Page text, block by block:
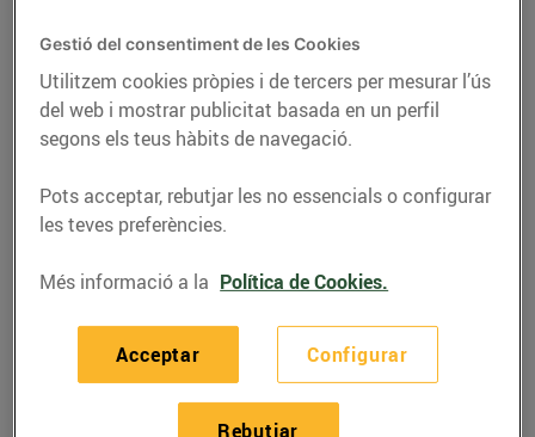
Ja és aquí el 21è
concurs de dibuix
Gestió del consentiment de les Cookies
Utilitzem cookies pròpies i de tercers per mesurar l’ús
del web i mostrar publicitat basada en un perfil
segons els teus hàbits de navegació.
Pots acceptar, rebutjar les no essencials o configurar
les teves preferències.
Més informació a la Política de Cookies.
Configurar
Rebutjar
Acceptar